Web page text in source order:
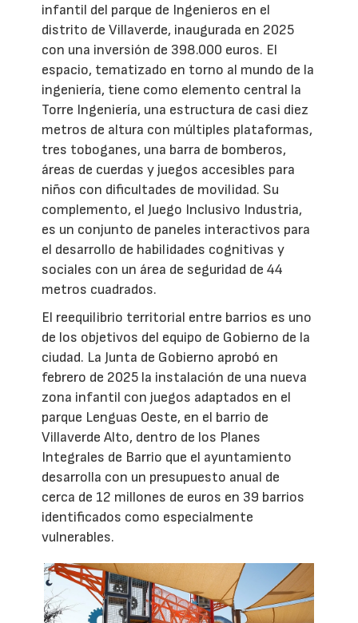
infantil del parque de Ingenieros en el
distrito de Villaverde, inaugurada en 2025
con una inversión de 398.000 euros. El
espacio, tematizado en torno al mundo de la
ingeniería, tiene como elemento central la
Torre Ingeniería, una estructura de casi diez
metros de altura con múltiples plataformas,
tres toboganes, una barra de bomberos,
áreas de cuerdas y juegos accesibles para
niños con dificultades de movilidad. Su
complemento, el Juego Inclusivo Industria,
es un conjunto de paneles interactivos para
el desarrollo de habilidades cognitivas y
sociales con un área de seguridad de 44
metros cuadrados.
El reequilibrio territorial entre barrios es uno
de los objetivos del equipo de Gobierno de la
ciudad. La Junta de Gobierno aprobó en
febrero de 2025 la instalación de una nueva
zona infantil con juegos adaptados en el
parque Lenguas Oeste, en el barrio de
Villaverde Alto, dentro de los Planes
Integrales de Barrio que el ayuntamiento
desarrolla con un presupuesto anual de
cerca de 12 millones de euros en 39 barrios
identificados como especialmente
vulnerables.